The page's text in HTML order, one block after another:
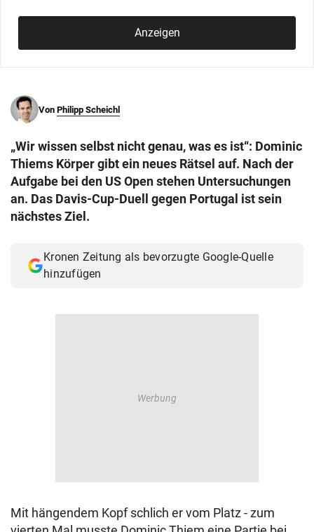
Anzeigen
Von Philipp Scheichl
„Wir wissen selbst nicht genau, was es ist“: Dominic
Thiems Körper gibt ein neues Rätsel auf. Nach der
Aufgabe bei den US Open stehen Untersuchungen
an. Das Davis-Cup-Duell gegen Portugal ist sein
nächstes Ziel.
Kronen Zeitung als bevorzugte Google-Quelle
hinzufügen
Mit hängendem Kopf schlich er vom Platz - zum